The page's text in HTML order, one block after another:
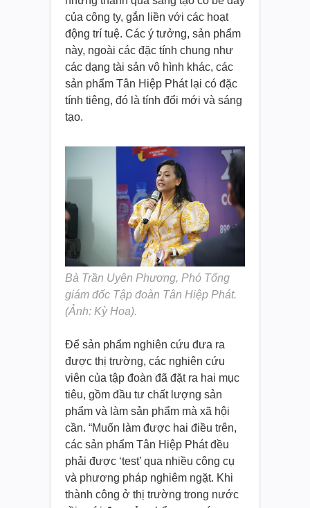
của công ty, gắn liền với các hoạt
động trí tuệ. Các ý tưởng, sản phẩm
này, ngoài các đặc tính chung như
các dạng tài sản vô hình khác, các
sản phẩm Tân Hiệp Phát lại có đặc
tính tiêng, đó là tính đổi mới và sáng
tạo.
Bà Trần Uyên Phương, Phó Tổng
giám đốc Tập đoàn Tân Hiệp Phát.
(Ảnh: Kỳ Hoa).
Để sản phẩm nghiên cứu đưa ra
được thị trường, các nghiên cứu
viên của tập đoàn đã đặt ra hai mục
tiêu, gồm đầu tư chất lượng sản
phẩm và làm sản phẩm mà xã hội
cần. “Muốn làm được hai điều trên,
các sản phẩm Tân Hiệp Phát đều
phải được ‘test’ qua nhiều công cụ
và phương pháp nghiêm ngặt. Khi
thành công ở thị trường trong nước